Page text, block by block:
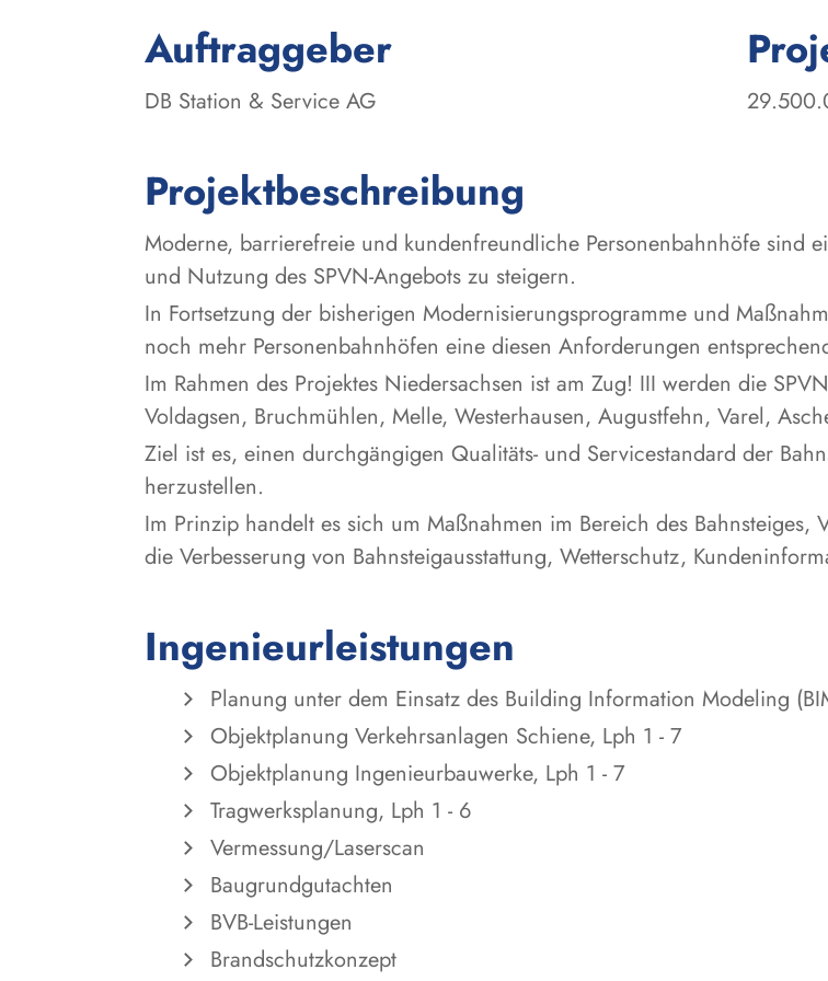
Auftraggeber
DB Station & Service AG
Projektbeschreibung
Moderne, barrierefreie und kundenfreundliche Personenbahnhöfe sind
und Nutzung des SPVN-Angebots zu steigern.
In Fortsetzung der bisherigen Modernisierungsprogramme und
noch mehr Personenbahnhöfen eine diesen Anforderungen
Im Rahmen des Projektes Niedersachsen ist am Zug! III werden die
Voldagsen, Bruchmühlen, Melle, Westerhausen, Augustfehn, Varel,
Ziel ist es, einen durchgängigen Qualitäts- und Servicestandard der
herzustellen.
Im Prinzip handelt es sich um Maßnahmen im Bereich des Bahnsteiges,
die Verbesserung von Bahnsteigausstattung, Wetterschutz,
Ingenieurleistungen
Planung unter dem Einsatz des Building Information Modeling
Objektplanung Verkehrsanlagen Schiene, Lph 1 - 7
Objektplanung Ingenieurbauwerke, Lph 1 - 7
Tragwerksplanung, Lph 1 - 6
Vermessung/Laserscan
Baugrundgutachten
BVB-Leistungen
Brandschutzkonzept